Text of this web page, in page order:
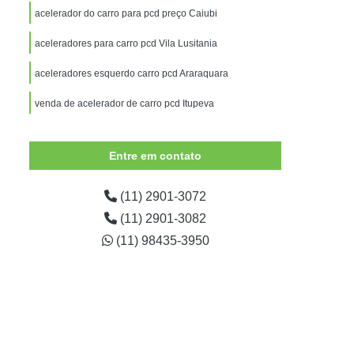
Adaptação de Veículos para Deficientes
Deficientes Físicos
com Mobilidade Reduzida
Pessoas com Nanismo
Adaptação Veicular de Cadeira de Rodas
Adaptação Veicular Deficientes
Adaptação Veicular para Deficientes
Veicular Pcd Universal
Veicular Universal Deficientes
acelerador do carro para pcd preço Caiubi
aceleradores para carro pcd Vila Lusitania
aceleradores esquerdo carro pcd Araraquara
venda de acelerador de carro pcd Itupeva
Entre em contato
(11) 2901-3072
(11) 2901-3082
(11) 98435-3950